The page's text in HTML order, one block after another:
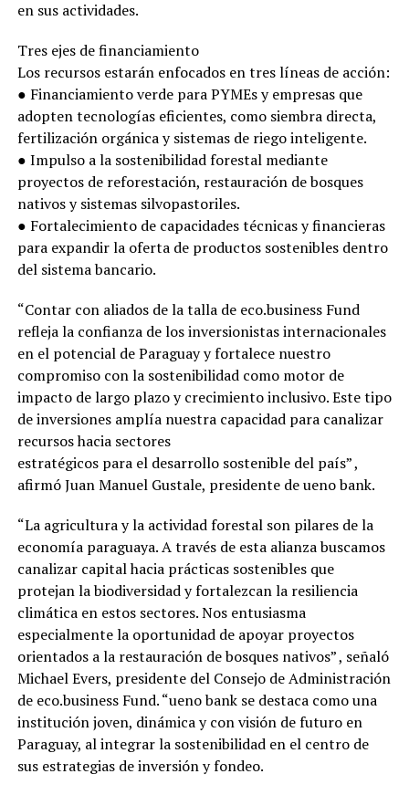
en sus actividades.
Tres ejes de financiamiento
Los recursos estarán enfocados en tres líneas de acción:
● Financiamiento verde para PYMEs y empresas que
adopten tecnologías eficientes, como siembra directa,
fertilización orgánica y sistemas de riego inteligente.
● Impulso a la sostenibilidad forestal mediante
proyectos de reforestación, restauración de bosques
nativos y sistemas silvopastoriles.
● Fortalecimiento de capacidades técnicas y financieras
para expandir la oferta de productos sostenibles dentro
del sistema bancario.
“Contar con aliados de la talla de eco.business Fund
refleja la confianza de los inversionistas internacionales
en el potencial de Paraguay y fortalece nuestro
compromiso con la sostenibilidad como motor de
impacto de largo plazo y crecimiento inclusivo. Este tipo
de inversiones amplía nuestra capacidad para canalizar
recursos hacia sectores
estratégicos para el desarrollo sostenible del país” ,
afirmó Juan Manuel Gustale, presidente de ueno bank.
“La agricultura y la actividad forestal son pilares de la
economía paraguaya. A través de esta alianza buscamos
canalizar capital hacia prácticas sostenibles que
protejan la biodiversidad y fortalezcan la resiliencia
climática en estos sectores. Nos entusiasma
especialmente la oportunidad de apoyar proyectos
orientados a la restauración de bosques nativos” , señaló
Michael Evers, presidente del Consejo de Administración
de eco.business Fund. “ueno bank se destaca como una
institución joven, dinámica y con visión de futuro en
Paraguay, al integrar la sostenibilidad en el centro de
sus estrategias de inversión y fondeo.